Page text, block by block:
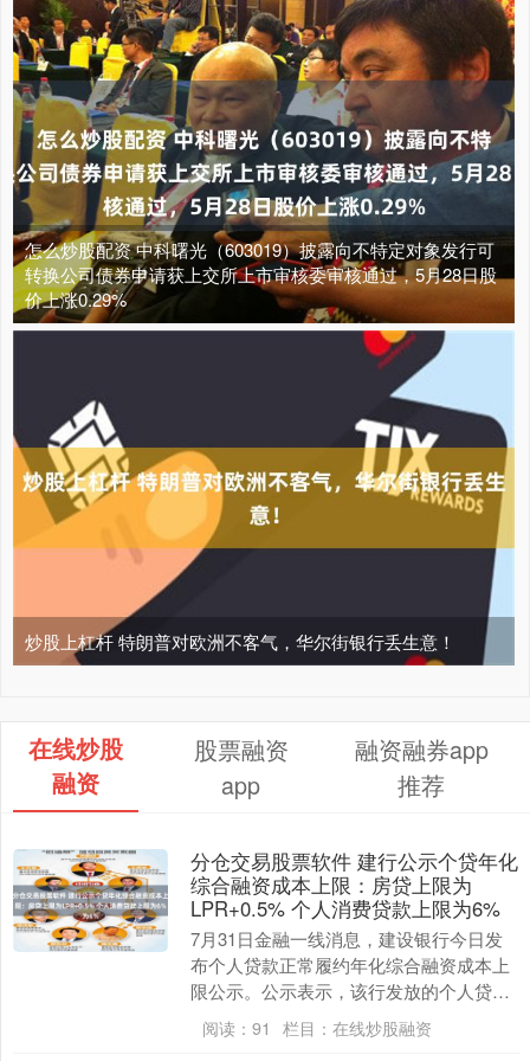
怎么炒股配资 中科曙光（603019）披露向不特定对象发行可
转换公司债券申请获上交所上市审核委审核通过，5月28日股
价上涨0.29%
炒股上杠杆 特朗普对欧洲不客气，华尔街银行丢生意！
在线炒股
融资
股票融资
app
融资融券app
推荐
分仓交易股票软件 建行公示个贷年化
综合融资成本上限：房贷上限为
LPR+0.5% 个人消费贷款上限为6%
7月31日金融一线消息，建设银行今日发
布个人贷款正常履约年化综合融资成本上
限公示。公示表示，该行发放的个人贷款
实行差异化定价。正常履约情形下的个人
贷款综合融资成....
阅读： 91 栏目： 在线炒股融资